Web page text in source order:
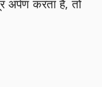
अर्पण करता है, तो